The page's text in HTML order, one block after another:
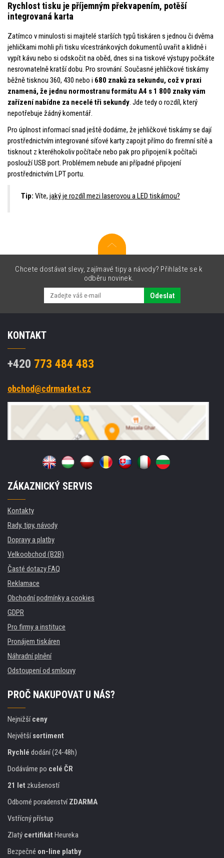
Rychlost tisku je příjemným překvapením, potěší
integrovaná karta
Zatímco v minulosti si majitelé starších typů tiskáren s jednou či dvěma
jehličkami mohli při tisku vícestránkových dokumentů uvařit a klidně i
vypít kávu nebo si odskočit na oběd, dnes si na tiskové výstupy počkáte
nesrovnatelně kratší dobu. Pro srovnání. Současné jehličkové tiskárny
běžně tisknou 360, 430 nebo i 680 znaků za sekundu, což v praxi
znamená, že jednu normostranu formátu A4 s 1 800 znaky vám
zařízení nabídne za necelé tři sekundy. Jde tedy o rozdíl, který
nepotřebuje žádný komentář.
Pro úplnost informací snad ještě dodáme, že jehličkové tiskárny se dají
prostřednictvím integrované síťové karty zapojit přímo do firemní sítě a
tisknout z kteréhokoliv počítače nebo pak pro připojení k počítači
poslouží USB port. Problémem nebude ani případné připojení
prostřednictvím LPT portu.
Tip: Víte, jaký je rozdíl mezi laserovou a LED tiskárnou?
Chcete dostávat slevy, zajímavé tipy a návody? Přihlašte se k
odběru novinek.
Odeslat
KONTAKT
+420 773 484 483
obchod@cdrmarket.cz
ZÁKAZNICKÝ SERVIS
Kontakty
Rady, tipy, návody
Dopravy a platby
Velkoobchod (B2B)
Časté dotazy FAQ
Reklamace
Obchodní podmínky a cookies
GDPR
Pro firmy a instituce
Pronájem tiskáren
Náhradní plnění
Odstoupení od smlouvy
PROČ NAKUPOVAT U NÁS?
Nejnižšíceny
Největšísortiment
Rychlé dodání (24-48h)
Dodáváme po celé ČR
21 let zkušeností
Odborné poradenstvíZDARMA
Vstřícný přístup
Zlatý certifikát Heureka
Bezpečné on-line platby